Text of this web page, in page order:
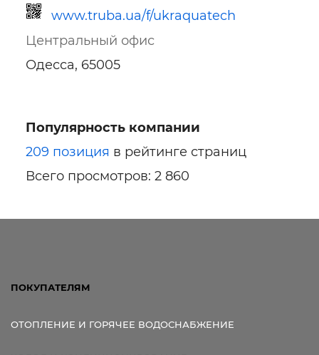
www.truba.ua/f/ukraquatech
Ссылка для мобильных устройств
Центральный офис
Одесса, 65005
Популярность компании
209 позиция в рейтинге страниц
Всего просмотров: 2 860
ПОКУПАТЕЛЯМ
ОТОПЛЕНИЕ И ГОРЯЧЕЕ ВОДОСНАБЖЕНИЕ